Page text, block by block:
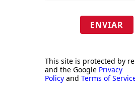
ENVIAR
This site is protected by
and the Google Privacy
Policy and Terms of